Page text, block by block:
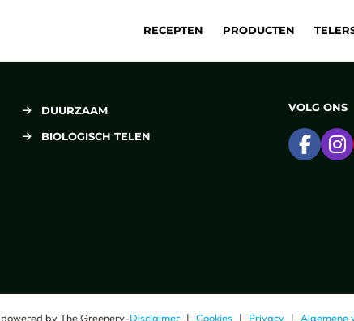
RECEPTEN PRODUCTEN
DUURZAAM
BIOLOGISCH TELEN
VOLG ONS
Ga
powered byThe Greenery-Disclaimer Cookies Privacy Algemene